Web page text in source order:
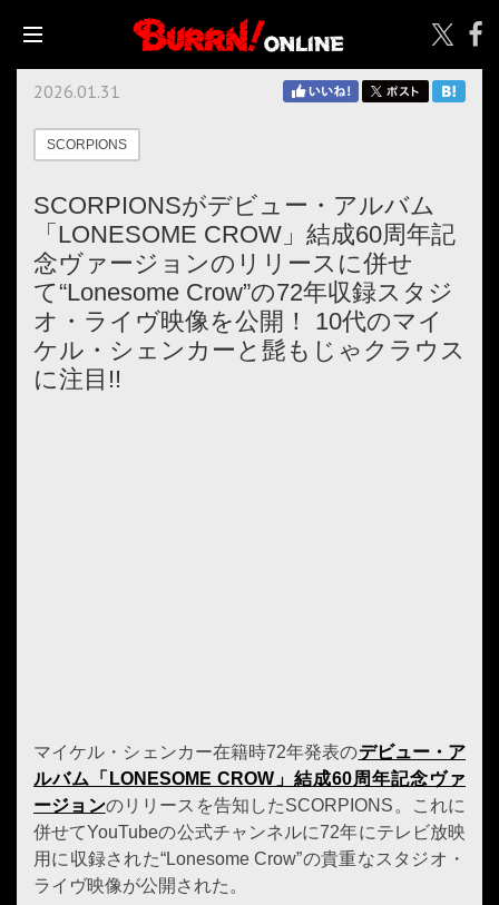
2026.01.31
SCORPIONS
SCORPIONSがデビュー・アルバム
「LONESOME CROW」結成60周年記
念ヴァージョンのリリースに併せ
て“Lonesome Crow”の72年収録スタジ
オ・ライヴ映像を公開！ 10代のマイ
ケル・シェンカーと髭もじゃクラウス
に注目!!
マイケル・シェンカー在籍時72年発表のデビュー・ア
ルバム「LONESOME CROW」結成60周年記念ヴァ
ージョンのリリースを告知したSCORPIONS。これに
併せてYouTubeの公式チャンネルに72年にテレビ放映
用に収録された“Lonesome Crow”の貴重なスタジオ・
ライヴ映像が公開された。